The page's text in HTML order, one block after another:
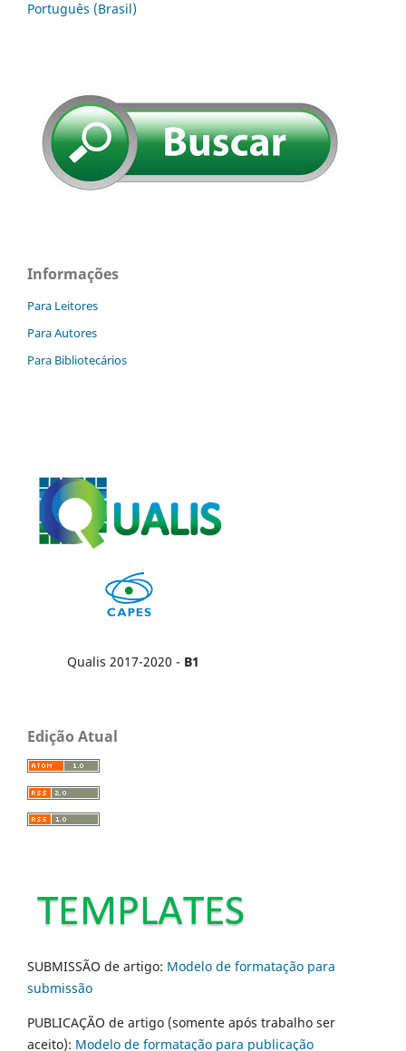
Português (Brasil)
Informações
Para Leitores
Para Autores
Para Bibliotecários
Qualis 2017-2020 - B1
Edição Atual
SUBMISSÃO de artigo: Modelo de formatação para
submissão
PUBLICAÇÃO de artigo (somente após trabalho ser
aceito): Modelo de formatação para publicação